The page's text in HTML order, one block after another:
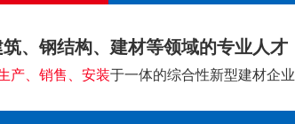
、钢结构、建材等领域的专业人才
产、销售、安装于一体的综合性新型建材企业